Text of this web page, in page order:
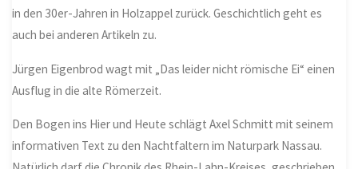
in den 30er-Jahren in Holzappel zurück. Geschichtlich geht es
auch bei anderen Artikeln zu.
Jürgen Eigenbrod wagt mit „Das leider nicht römische Ei“ einen
Ausflug in die alte Römerzeit.
Den Bogen ins Hier und Heute schlägt Axel Schmitt mit seinem
informativen Text zu den Nachtfaltern im Naturpark Nassau.